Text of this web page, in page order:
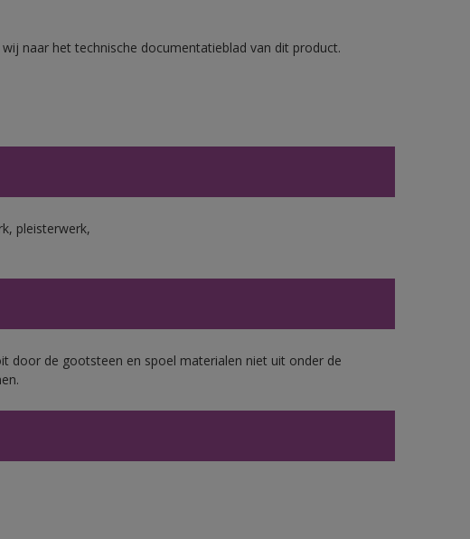
naar het technische documentatieblad van dit product.
pleisterwerk,
door de gootsteen en spoel materialen niet uit onder de